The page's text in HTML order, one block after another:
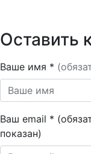
Оставить
Ваше имя *
Ваш email *
показан)